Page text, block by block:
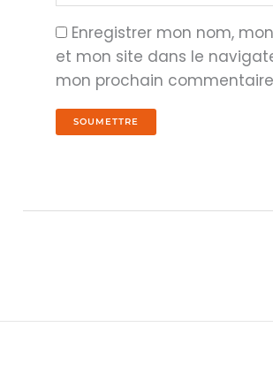
Enregistrer mon nom,
et mon site dans le
mon prochain